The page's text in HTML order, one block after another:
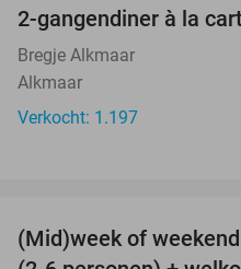
2-gangendiner à la
Bregje Alkmaar
Alkmaar
Verkocht: 1.197
(Mid)week of